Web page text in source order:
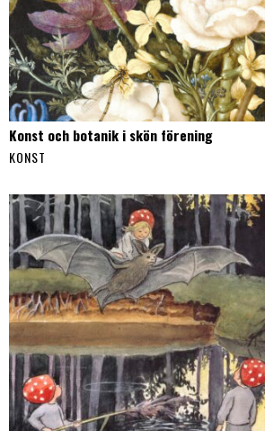
Konst och botanik i skön förening
KONST